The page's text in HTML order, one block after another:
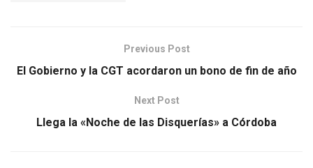
Previous Post
El Gobierno y la CGT acordaron un bono de fin de año
Next Post
Llega la «Noche de las Disquerías» a Córdoba